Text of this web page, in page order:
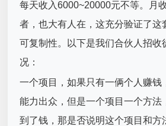
每天收入6000~20000元不等。月
者，也大有人在，这充分验证了这
可复制性。以下是我们合伙人招收
况：
一个项目，如果只有一俩个人赚钱
能力出众，但是一个项目一个方法
到了钱，那是否说明这个项目和方